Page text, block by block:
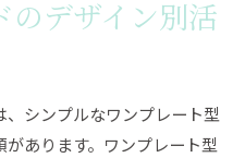
のデザイン別活
シンプルなワンプレート型
あります。ワンプレート型